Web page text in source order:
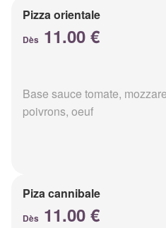
Pizza orientale
Dès 11.00 €
Base sauce tomate,
poivrons, oeuf
Piza cannibale
Dès 11.00 €